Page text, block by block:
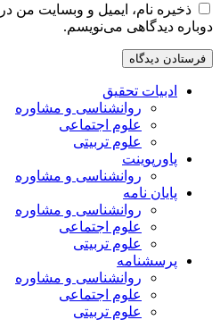
ذخیره نام، ایمیل و وبسایت من
دوباره دیدگاهی می‌نویسم.
ادبیات تحقیق
روانشناسی و مشاوره
علوم اجتماعی
علوم تربیتی
پاورپوینت
روانشناسی و مشاوره
پایان نامه
روانشناسی و مشاوره
علوم اجتماعی
علوم تربیتی
پرسشنامه
روانشناسی و مشاوره
علوم اجتماعی
علوم تربیتی